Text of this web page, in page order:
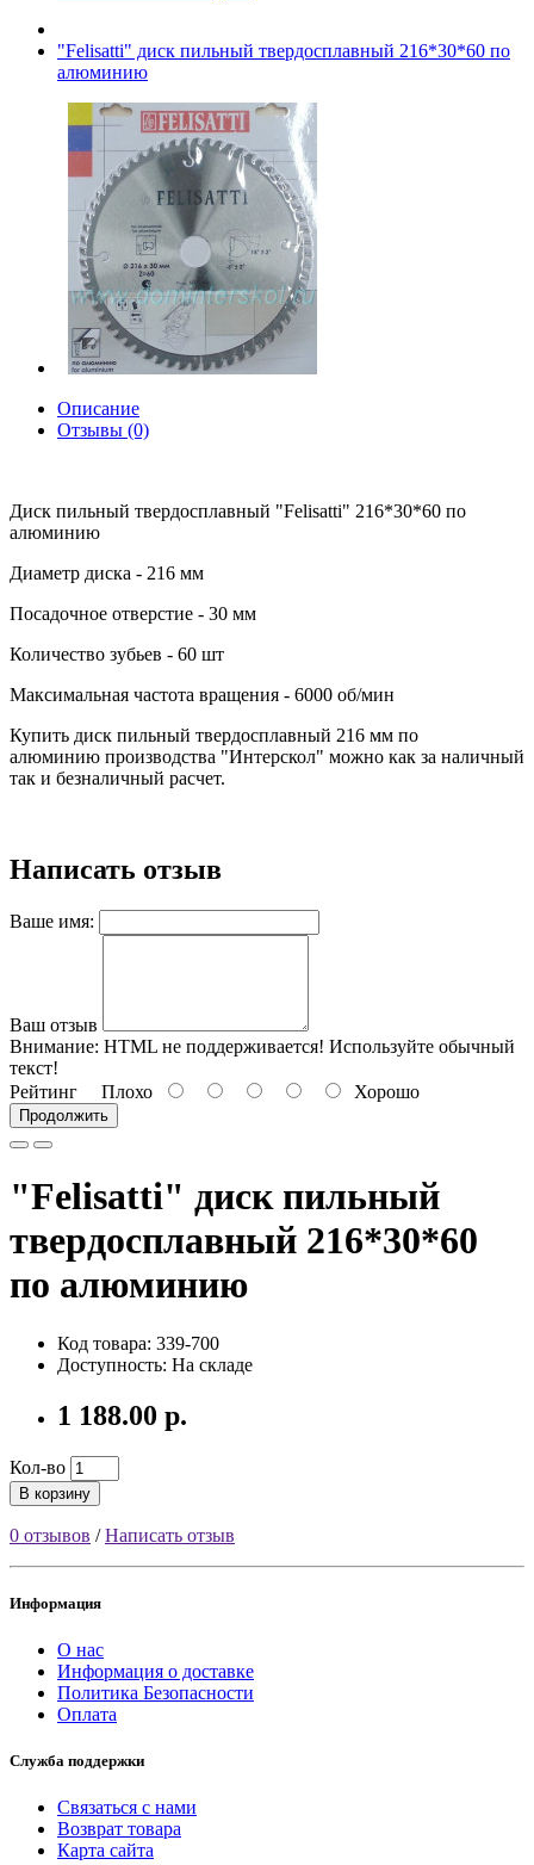
"Felisatti" диск пильный твердосплавный 216*30*60 по
алюминию
Описание
Отзывы (0)
Диск пильный твердосплавный "Felisatti" 216*30*60 по
алюминию
Диаметр диска - 216 мм
Посадочное отверстие - 30 мм
Количество зубьев - 60 шт
Максимальная частота вращения - 6000 об/мин
Купить диск пильный твердосплавный 216 мм по
алюминию производства "Интерскол" можно как за наличный
так и безналичный расчет.
Написать отзыв
Ваше имя:
Ваш отзыв
Внимание: HTML не поддерживается! Используйте обычный
текст!
Рейтинг Плохо Хорошо
Продолжить
"Felisatti" диск пильный
твердосплавный 216*30*60
по алюминию
Код товара: 339-700
Доступность: На складе
1 188.00 р.
Кол-во
В корзину
0 отзывов /Написать отзыв
Информация
О нас
Информация о доставке
Политика Безопасности
Оплата
Служба поддержки
Связаться с нами
Возврат товара
Карта сайта